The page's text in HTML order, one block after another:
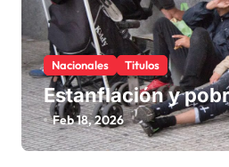
Nacionales Titulos
Estanflación y
Feb 18, 2026